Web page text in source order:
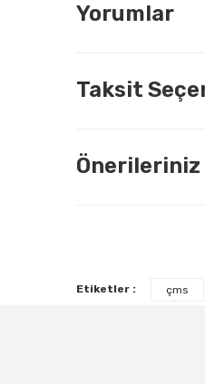
Yorumlar
Taksit
Önerileriniz
Etiketler : çms